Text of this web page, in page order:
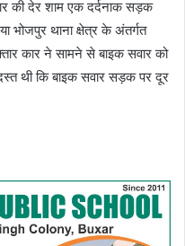
की देर शाम एक दर्दनाक सड़क
भोजपुर थाना क्षेत्र के अंतर्गत
कार ने सामने से बाइक सवार को
थी कि बाइक सवार सड़क पर दूर